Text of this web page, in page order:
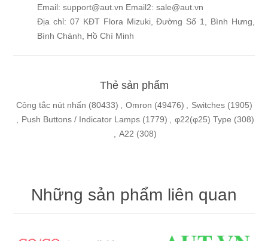
Email: support@aut.vn Email2: sale@aut.vn
Địa chỉ: 07 KĐT Flora Mizuki, Đường Số 1, Bình Hưng,
Bình Chánh, Hồ Chí Minh
Thẻ sản phẩm
Công tắc nút nhấn (80433) Omron (49476) Switches (1905)
Push Buttons / Indicator Lamps (1779) φ22(φ25) Type (308)
A22 (308)
Những sản phẩm liên quan